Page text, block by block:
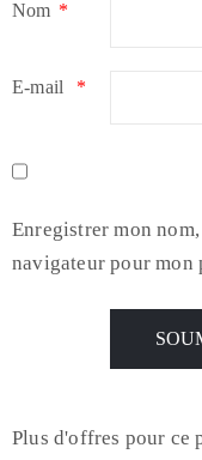
Nom *
E-mail *
Enregistrer mon
navigateur pour mon
Plus d'offres pour ce